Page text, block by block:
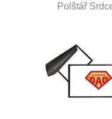
Polštář